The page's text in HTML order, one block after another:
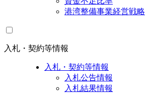
港湾整備事業経営戦略
入札・契約等情報
入札・契約等情報
入札公告情報
入札結果情報